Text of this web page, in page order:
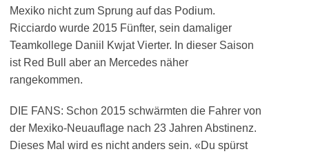
Mexiko nicht zum Sprung auf das Podium.
Ricciardo wurde 2015 Fünfter, sein damaliger
Teamkollege Daniil Kwjat Vierter. In dieser Saison
ist Red Bull aber an Mercedes näher
rangekommen.
DIE FANS: Schon 2015 schwärmten die Fahrer von
der Mexiko-Neuauflage nach 23 Jahren Abstinenz.
Dieses Mal wird es nicht anders sein. «Du spürst